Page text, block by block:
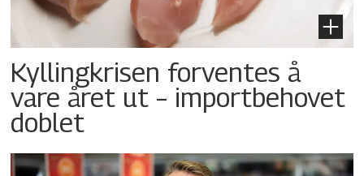
Kyllingkrisen forventes å
vare året ut – importbehovet
doblet